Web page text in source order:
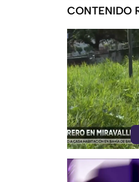
CONTENIDO